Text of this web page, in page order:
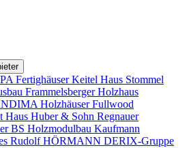
FertighäuserKeitel Haus Stommel
Frammelsberger Holzhaus
HolzhäuserFullwood
Haus Huber & Sohn Regnauer
BS Holzmodulbau Kaufmann
Rudolf HÖRMANN DERIX-Gruppe